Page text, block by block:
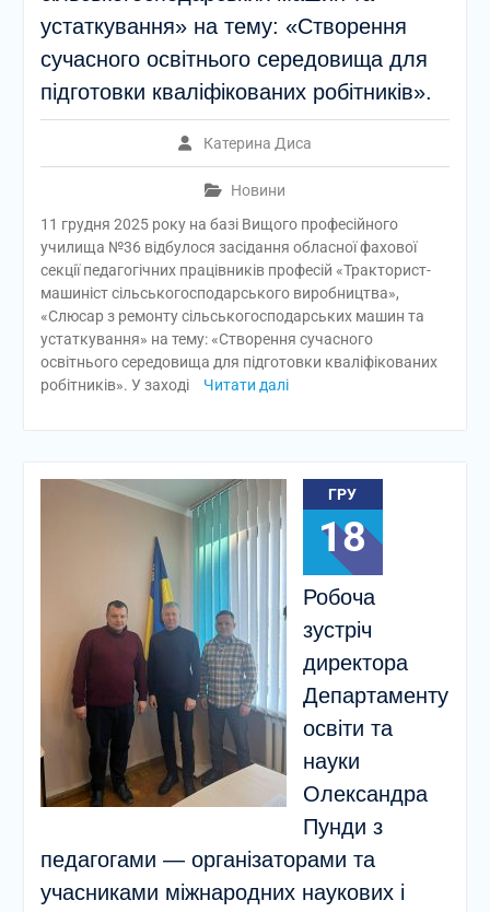
устаткування» на тему: «Створення
сучасного освітнього середовища для
підготовки кваліфікованих робітників».
Катерина Диса
Новини
11 грудня 2025 року на базі Вищого професійного
училища №36 відбулося засідання обласної фахової
секції педагогічних працівників професій «Тракторист-
машиніст сільськогосподарського виробництва»,
«Слюсар з ремонту сільськогосподарських машин та
устаткування» на тему: «Створення сучасного
освітнього середовища для підготовки кваліфікованих
робітників». У заході
Читати далі
ГРУ
18
Робоча
зустріч
директора
Департаменту
освіти та
науки
Олександра
Пунди з
педагогами — організаторами та
учасниками міжнародних наукових і